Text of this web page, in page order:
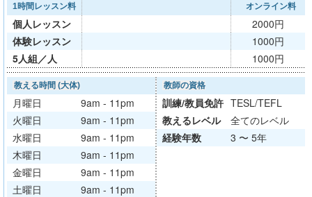
1時間レッスン料 オンライン料
個人レッスン
2000円
体験レッスン
1000円
5人組／人
1000円
教える時間 (大体)
月曜日
9am - 11pm
火曜日
9am - 11pm
水曜日
9am - 11pm
木曜日
9am - 11pm
金曜日
9am - 11pm
土曜日
9am - 11pm
教師の資格
訓練/教員免許 TESL/TEFL
教えるレベル
全てのレベル
経験年数
3 〜 5年